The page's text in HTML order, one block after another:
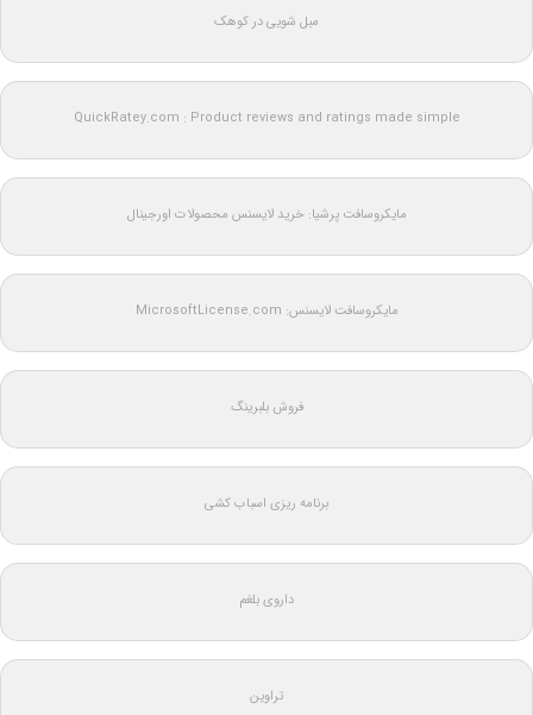
مبل شویی در کوهک
QuickRatey.com : Product reviews and ratings made simple
مایکروسافت پرشیا: خرید لایسنس محصولات اورجینال
مایکروسافت لایسنس: MicrosoftLicense.com
فروش بلبرینگ
برنامه ریزی اسباب کشی
داروی بلغم
تراوین